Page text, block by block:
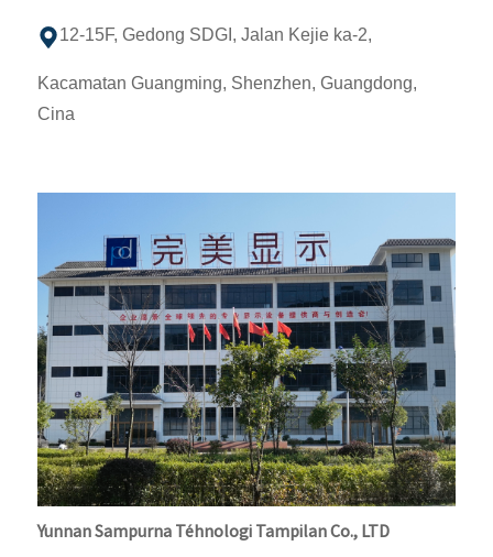
12-15F, Gedong SDGI, Jalan Kejie ka-2,
Kacamatan Guangming, Shenzhen, Guangdong,
Cina
Yunnan Sampurna Téhnologi Tampilan Co., LTD